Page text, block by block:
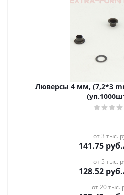
Люверсы 4 мм, (7,2*3
от 3 тыс.
141.75 руб.
от 5 тыс.
128.52 руб.
от 20 тыс.